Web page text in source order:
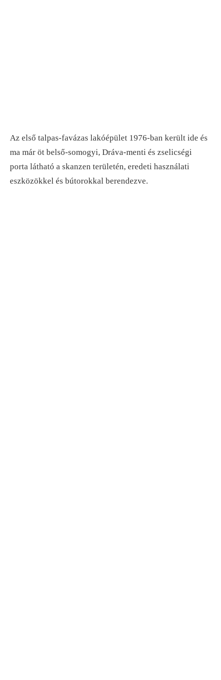
Az első talpas-favázas lakóépület 1976-ban került ide és
ma már öt belső-somogyi, Dráva-menti és zselicségi
porta látható a skanzen területén, eredeti használati
eszközökkel és bútorokkal berendezve.